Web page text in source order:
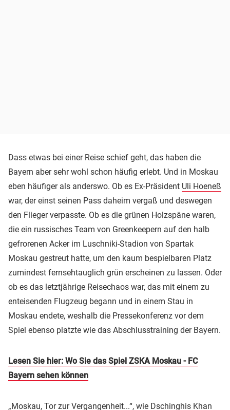
Dass etwas bei einer Reise schief geht, das haben die
Bayern aber sehr wohl schon häufig erlebt. Und in Moskau
eben häufiger als anderswo. Ob es Ex-Präsident Uli Hoeneß
war, der einst seinen Pass daheim vergaß und deswegen
den Flieger verpasste. Ob es die grünen Holzspäne waren,
die ein russisches Team von Greenkeepern auf den halb
gefrorenen Acker im Luschniki-Stadion von Spartak
Moskau gestreut hatte, um den kaum bespielbaren Platz
zumindest fernsehtauglich grün erscheinen zu lassen. Oder
ob es das letztjährige Reisechaos war, das mit einem zu
enteisenden Flugzeug begann und in einem Stau in
Moskau endete, weshalb die Pressekonferenz vor dem
Spiel ebenso platzte wie das Abschlusstraining der Bayern.
Lesen Sie hier: Wo Sie das Spiel ZSKA Moskau - FC
Bayern sehen können
„Moskau, Tor zur Vergangenheit...“, wie Dschinghis Khan